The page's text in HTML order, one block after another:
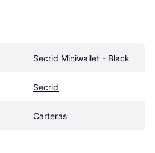
Secrid Miniwallet - Black
Secrid
Carteras